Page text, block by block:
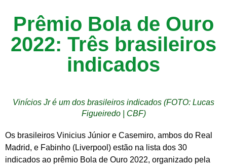
Prêmio Bola de Ouro
2022: Três brasileiros
indicados
Vinícios Jr é um dos brasileiros indicados (FOTO: Lucas
Figueiredo | CBF)
Os brasileiros Vinicius Júnior e Casemiro, ambos do Real
Madrid, e Fabinho (Liverpool) estão na lista dos 30
indicados ao prêmio Bola de Ouro 2022, organizado pela